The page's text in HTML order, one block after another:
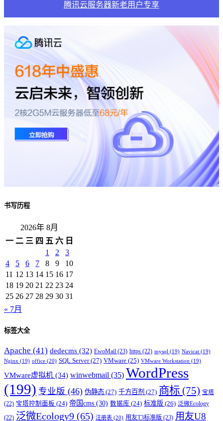
腾讯云服务器新老用户专享
书写历程
2026年 8月
一 二 三 四 五 六 日
1
2
3
4
5 6 7 8 9
10
11 12 13 14 15 16 17
18 19 20 21 22 23 24
25 26 27 28 29 30 31
« 7月
标签大全
Apache (41) dedecms (32) EwoMail (23) https (22) mysql (19) Navicat (19)
Nginx (19) office (20) SQL Server(27) VMware (25) VMware Workstation (19)
VMware虚拟机 (34) winwebmail (35) WordPress
(199) 专业版 (46) 伪静态 (27) 千方百剂 (27) 商标 (75) 宝塔
(22) 宝塔控制面板 (24) 帝国cms (30) 数据库 (24) 标准版 (26) 泛微Ecology
(22) 泛微Ecology9 (65) 注册表 (20) 用友T3标准版 (23) 用友U8